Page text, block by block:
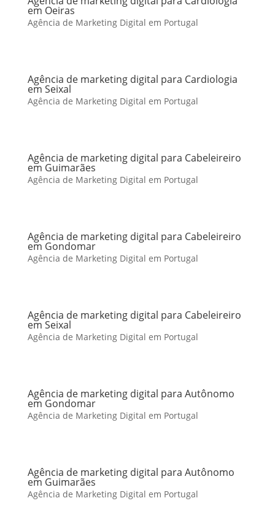
em Oeiras
Agência de Marketing Digital em Portugal
Agência de marketing digital para Cardiologia
em Seixal
Agência de Marketing Digital em Portugal
Agência de marketing digital para Cabeleireiro
em Guimarães
Agência de Marketing Digital em Portugal
Agência de marketing digital para Cabeleireiro
em Gondomar
Agência de Marketing Digital em Portugal
Agência de marketing digital para Cabeleireiro
em Seixal
Agência de Marketing Digital em Portugal
Agência de marketing digital para Autônomo
em Gondomar
Agência de Marketing Digital em Portugal
Agência de marketing digital para Autônomo
em Guimarães
Agência de Marketing Digital em Portugal